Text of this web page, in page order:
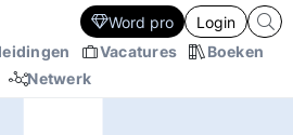
Vacatures
Boeken
Netwerk
Word pro Login